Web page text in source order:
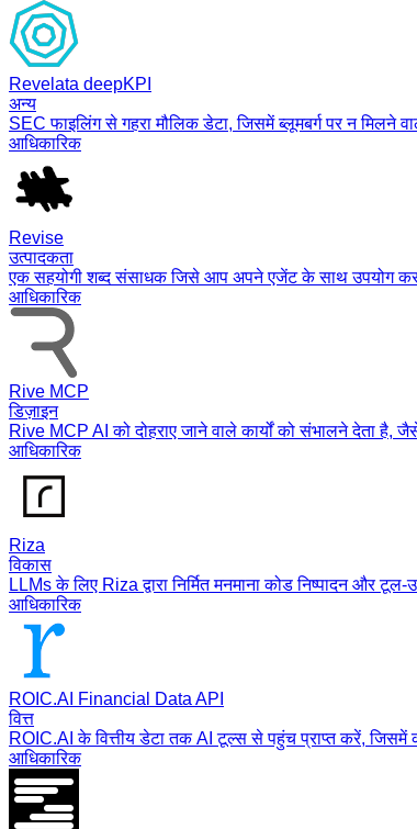
Revelata deepKPI
अन्य
SEC फाइलिंग से गहरा मौलिक डेटा, जिसमें ब्लूमबर्ग पर न मिलने
आधिकारिक
Revise
उत्पादकता
एक सहयोगी शब्द संसाधक जिसे आप अपने एजेंट के साथ उपयोग
आधिकारिक
Rive MCP
डिज़ाइन
Rive MCP AI को दोहराए जाने वाले कार्यों को संभालने देता
आधिकारिक
Riza
विकास
LLMs के लिए Riza द्वारा निर्मित मनमाना कोड निष्पादन और टूल-
आधिकारिक
ROIC.AI Financial Data API
वित्त
ROIC.AI के वित्तीय डेटा तक AI टूल्स से पहुंच प्राप्त करें, जिसमें
आधिकारिक